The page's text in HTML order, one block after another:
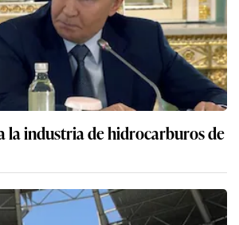
la industria de hidrocarburos de